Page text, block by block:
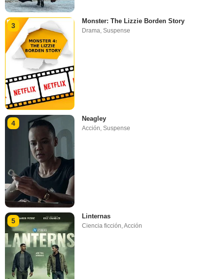
3
Monster: The Lizzie Borden Story
Drama ,Suspense
4
Neagley
Acción,Suspense
5
Linternas
Ciencia ficción,Acción